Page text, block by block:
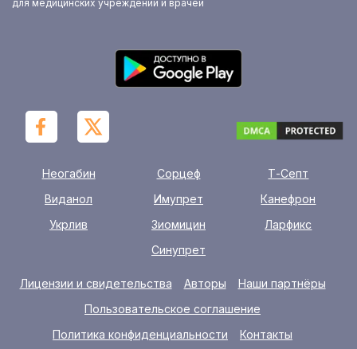
для медицинских учреждений и врачей
Неогабин Сорцеф
Т-Септ
Виданол
Имупрет
Канефрон
Укрлив
Зиомицин
Ларфикс
Синупрет
Лицензии и свидетельства Авторы
Наши партнёры
Пользовательское соглашение
Политика конфиденциальности
Контакты